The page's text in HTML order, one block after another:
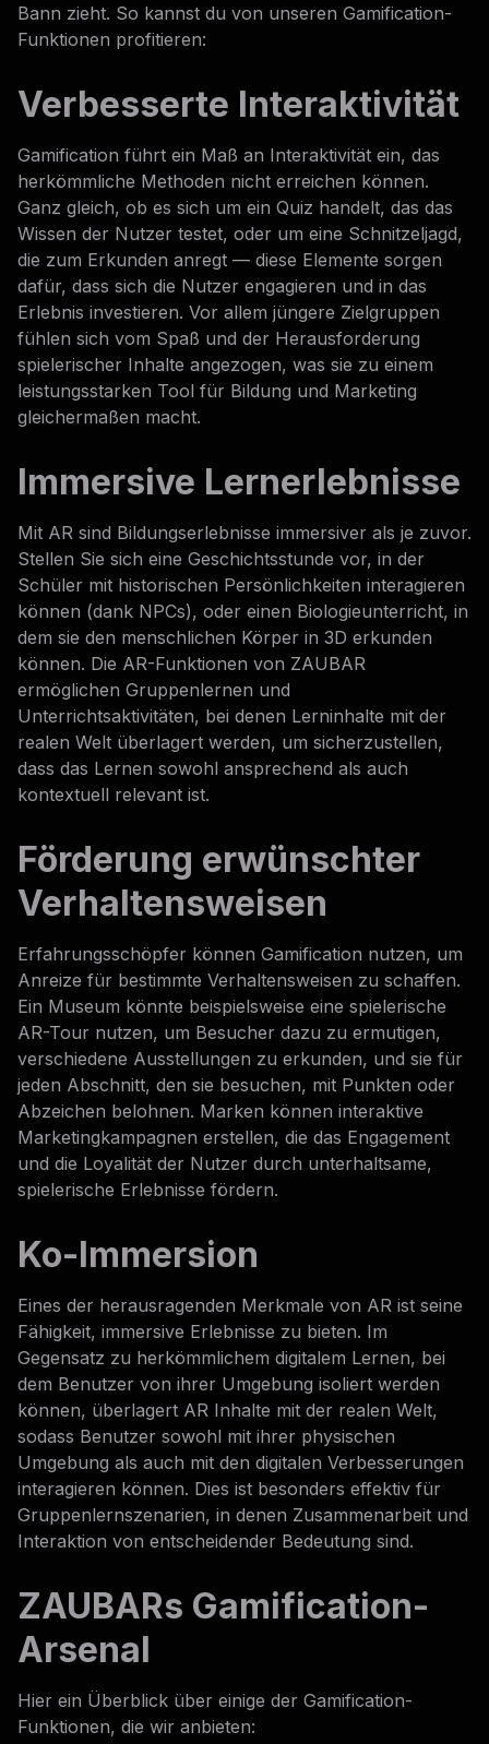
Bann zieht. So kannst du von unseren Gamification-
Funktionen profitieren:
Verbesserte Interaktivität
Gamification führt ein Maß an Interaktivität ein, das
herkömmliche Methoden nicht erreichen können.
Ganz gleich, ob es sich um ein Quiz handelt, das das
Wissen der Nutzer testet, oder um eine Schnitzeljagd,
die zum Erkunden anregt — diese Elemente sorgen
dafür, dass sich die Nutzer engagieren und in das
Erlebnis investieren. Vor allem jüngere Zielgruppen
fühlen sich vom Spaß und der Herausforderung
spielerischer Inhalte angezogen, was sie zu einem
leistungsstarken Tool für Bildung und Marketing
gleichermaßen macht.
Immersive Lernerlebnisse
Mit AR sind Bildungserlebnisse immersiver als je zuvor.
Stellen Sie sich eine Geschichtsstunde vor, in der
Schüler mit historischen Persönlichkeiten interagieren
können (dank NPCs), oder einen Biologieunterricht, in
dem sie den menschlichen Körper in 3D erkunden
können. Die AR-Funktionen von ZAUBAR
ermöglichen Gruppenlernen und
Unterrichtsaktivitäten, bei denen Lerninhalte mit der
realen Welt überlagert werden, um sicherzustellen,
dass das Lernen sowohl ansprechend als auch
kontextuell relevant ist.
Förderung erwünschter
Verhaltensweisen
Erfahrungsschöpfer können Gamification nutzen, um
Anreize für bestimmte Verhaltensweisen zu schaffen.
Ein Museum könnte beispielsweise eine spielerische
AR-Tour nutzen, um Besucher dazu zu ermutigen,
verschiedene Ausstellungen zu erkunden, und sie für
jeden Abschnitt, den sie besuchen, mit Punkten oder
Abzeichen belohnen. Marken können interaktive
Marketingkampagnen erstellen, die das Engagement
und die Loyalität der Nutzer durch unterhaltsame,
spielerische Erlebnisse fördern.
Ko-Immersion
Eines der herausragenden Merkmale von AR ist seine
Fähigkeit, immersive Erlebnisse zu bieten. Im
Gegensatz zu herkömmlichem digitalem Lernen, bei
dem Benutzer von ihrer Umgebung isoliert werden
können, überlagert AR Inhalte mit der realen Welt,
sodass Benutzer sowohl mit ihrer physischen
Umgebung als auch mit den digitalen Verbesserungen
interagieren können. Dies ist besonders effektiv für
Gruppenlernszenarien, in denen Zusammenarbeit und
Interaktion von entscheidender Bedeutung sind.
ZAUBARs Gamification-
Arsenal
Hier ein Überblick über einige der Gamification-
Funktionen, die wir anbieten: